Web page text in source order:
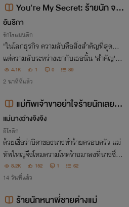
You're My Secret: ร้ายนัก จะรั
กให้ตาย
อันธิกา
รักโรแมนติก
"ในโลกธุรกิจ ความลับคือสิ่งสำคัญที่สุด...
แต่ความลับระหว่างเขากับเธอนั้น 'สำคัญ' ยิ่
งกว่า"
4.1K 1 0 89
2 นาทีที่แล้ว
แม่ทัพเจ้าขาอย่าใจร้ายนักเลย 1
8+
แม่นางว่างจิงจิง
อีโรติก
ด้วยเชื่อว่าบิดาของนางทำร้ายครอบครัว แม่
ทัพใหญ่จึงโหมความโหดร้ายมาลงที่นางซึ่งก
ลายเป็นผู้ชดใช้ ทั้งศักดิ์ศรีและร่องกลางกาย
ต่างโดนย่ำยีจนยับเยิน เหตุใดเขาจึงใจร้ายเยี่
8.2K 152 1 62
14 วันที่แล้ว
ร้ายนักหนาพี่ชายต่างแม่